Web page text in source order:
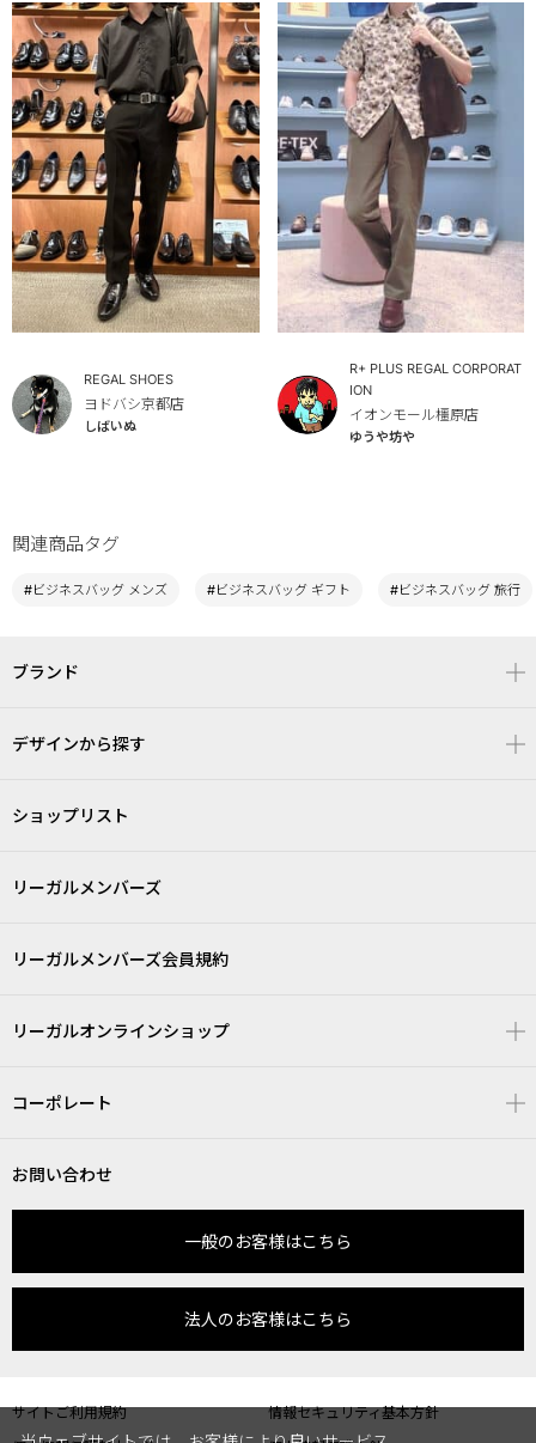
REGAL SHOES
ヨドバシ京都店
しばいぬ
R+ PLUS REGAL CORPORAT
ION
イオンモール橿原店
ゆうや坊や
関連商品タグ
#ビジネスバッグ メンズ #ビジネスバッグ ギフト #ビジネスバッグ 旅行
ブランド
デザインから探す
ショップリスト
リーガルメンバーズ
リーガルメンバーズ会員規約
リーガルオンラインショップ
コーポレート
お問い合わせ
一般のお客様はこちら
法人のお客様はこちら
サイトご利用規約
情報セキュリティ基本方針